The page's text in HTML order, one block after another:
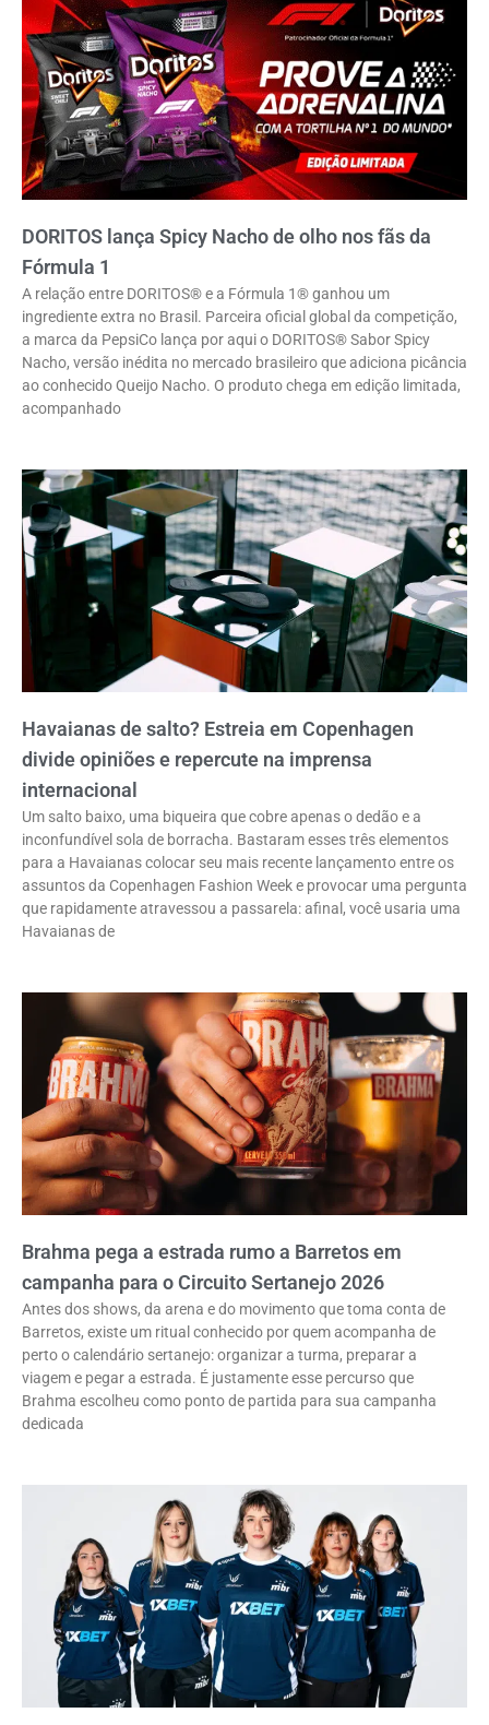
DORITOS lança Spicy Nacho de olho nos fãs da
Fórmula 1
A relação entre DORITOS® e a Fórmula 1® ganhou um
ingrediente extra no Brasil. Parceira oficial global da competição,
a marca da PepsiCo lança por aqui o DORITOS® Sabor Spicy
Nacho, versão inédita no mercado brasileiro que adiciona picância
ao conhecido Queijo Nacho. O produto chega em edição limitada,
acompanhado
Havaianas de salto? Estreia em Copenhagen
divide opiniões e repercute na imprensa
internacional
Um salto baixo, uma biqueira que cobre apenas o dedão e a
inconfundível sola de borracha. Bastaram esses três elementos
para a Havaianas colocar seu mais recente lançamento entre os
assuntos da Copenhagen Fashion Week e provocar uma pergunta
que rapidamente atravessou a passarela: afinal, você usaria uma
Havaianas de
Brahma pega a estrada rumo a Barretos em
campanha para o Circuito Sertanejo 2026
Antes dos shows, da arena e do movimento que toma conta de
Barretos, existe um ritual conhecido por quem acompanha de
perto o calendário sertanejo: organizar a turma, preparar a
viagem e pegar a estrada. É justamente esse percurso que
Brahma escolheu como ponto de partida para sua campanha
dedicada